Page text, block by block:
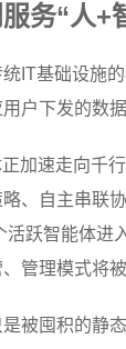
务“人+
IT基础设施
户下发的数
加速走向千
、自主串联
跃智能体进
管理模式将
被囤积的静